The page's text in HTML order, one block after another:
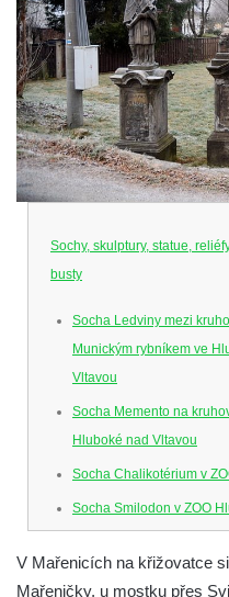
Sochy, skulptury, statue,
busty
Socha Ledviny mezi
Munickým rybníkem ve
Vltavou
Socha Memento na
Hluboké nad Vltavou
Socha Chalikotérium v
Socha Smilodon v ZOO
V Mařenicích na křižovatce
Mařeničky, u mostku přes